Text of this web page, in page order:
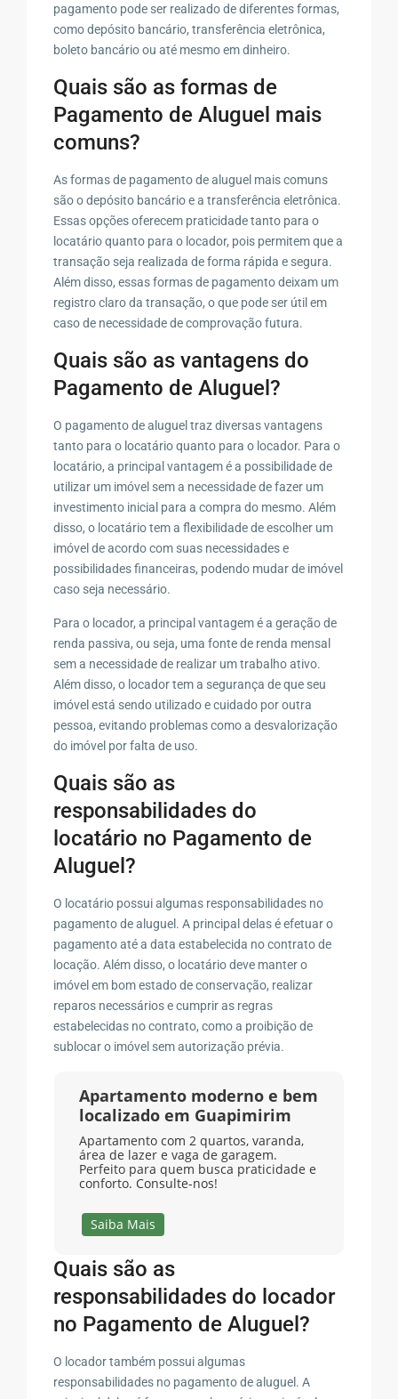
pagamento pode ser realizado de diferentes formas,
como depósito bancário, transferência eletrônica,
boleto bancário ou até mesmo em dinheiro.
Quais são as formas de
Pagamento de Aluguel mais
comuns?
As formas de pagamento de aluguel mais comuns
são o depósito bancário e a transferência eletrônica.
Essas opções oferecem praticidade tanto para o
locatário quanto para o locador, pois permitem que a
transação seja realizada de forma rápida e segura.
Além disso, essas formas de pagamento deixam um
registro claro da transação, o que pode ser útil em
caso de necessidade de comprovação futura.
Quais são as vantagens do
Pagamento de Aluguel?
O pagamento de aluguel traz diversas vantagens
tanto para o locatário quanto para o locador. Para o
locatário, a principal vantagem é a possibilidade de
utilizar um imóvel sem a necessidade de fazer um
investimento inicial para a compra do mesmo. Além
disso, o locatário tem a flexibilidade de escolher um
imóvel de acordo com suas necessidades e
possibilidades financeiras, podendo mudar de imóvel
caso seja necessário.
Para o locador, a principal vantagem é a geração de
renda passiva, ou seja, uma fonte de renda mensal
sem a necessidade de realizar um trabalho ativo.
Além disso, o locador tem a segurança de que seu
imóvel está sendo utilizado e cuidado por outra
pessoa, evitando problemas como a desvalorização
do imóvel por falta de uso.
Quais são as
responsabilidades do
locatário no Pagamento de
Aluguel?
O locatário possui algumas responsabilidades no
pagamento de aluguel. A principal delas é efetuar o
pagamento até a data estabelecida no contrato de
locação. Além disso, o locatário deve manter o
imóvel em bom estado de conservação, realizar
reparos necessários e cumprir as regras
estabelecidas no contrato, como a proibição de
sublocar o imóvel sem autorização prévia.
Apartamento moderno e bem
localizado em Guapimirim
Apartamento com 2 quartos, varanda,
área de lazer e vaga de garagem.
Perfeito para quem busca praticidade e
conforto. Consulte-nos!
Saiba Mais
Quais são as
responsabilidades do locador
no Pagamento de Aluguel?
O locador também possui algumas
responsabilidades no pagamento de aluguel. A